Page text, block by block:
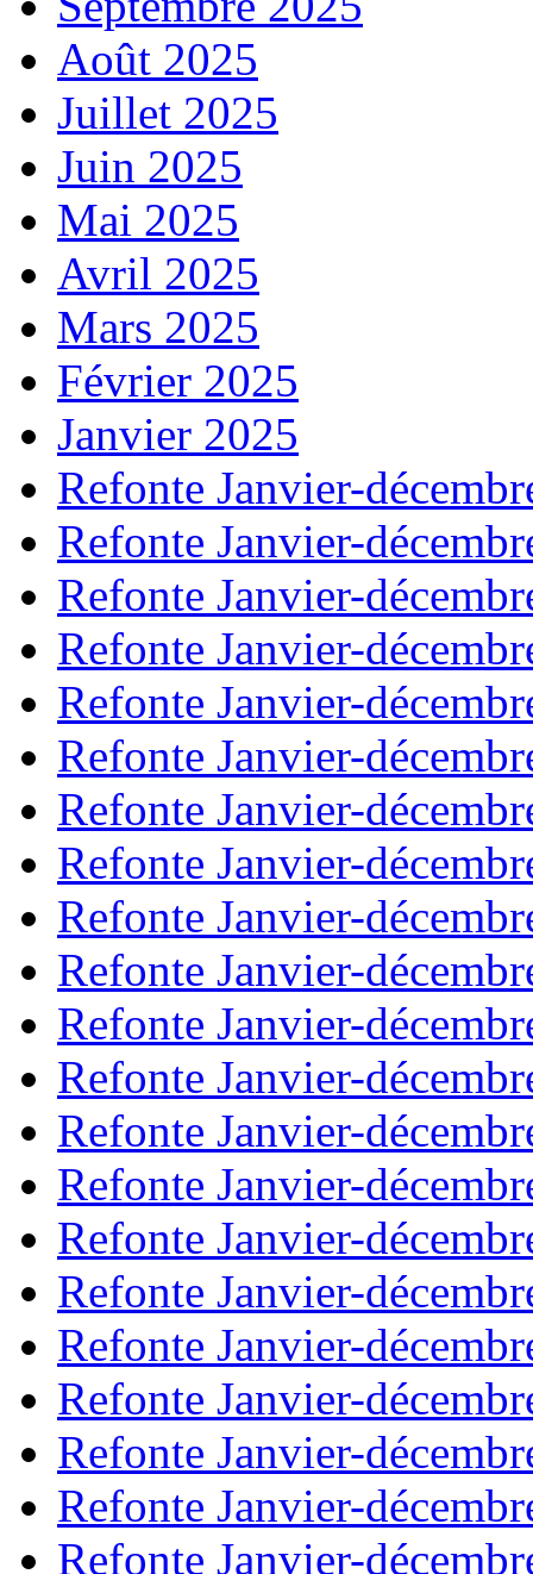
Août 2025
Juillet 2025
Juin 2025
Mai 2025
Avril 2025
Mars 2025
Février 2025
Janvier 2025
Refonte Janvier-
Refonte Janvier-
Refonte Janvier-
Refonte Janvier-
Refonte Janvier-
Refonte Janvier-
Refonte Janvier-
Refonte Janvier-
Refonte Janvier-
Refonte Janvier-
Refonte Janvier-
Refonte Janvier-
Refonte Janvier-
Refonte Janvier-
Refonte Janvier-
Refonte Janvier-
Refonte Janvier-
Refonte Janvier-
Refonte Janvier-
Refonte Janvier-
Refonte Janvier-